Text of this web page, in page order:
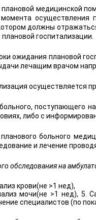
плановой медицинской
осуществления
должны
госпитализации.
ожидания плановой
лечащим врачом
осуществляется
поступающего
либо с
больного
и лечение
обследования на
крови(не >1 нед),
мочи(не >1 нед), 5.
специалистов (по